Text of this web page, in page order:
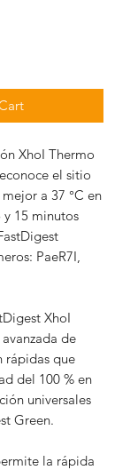
XhoI Thermo
el sitio
a 37 °C en
15 minutos
PaeR7I,
XhoI
de
rápidas que
del 100 % en
universales
Green.
la rápida